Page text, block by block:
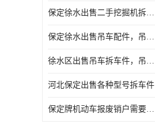
保定徐水出售二手挖掘机拆车件，挖掘机配件，液压件出售
保定徐水出售吊车配件，吊车拆车件出售
徐水区出售吊车拆车件，吊车液压件，吊车发动机变速箱出售
河北保定出售各种型号拆车件
保定牌机动车报废销户需要带哪些手续，流程咨询